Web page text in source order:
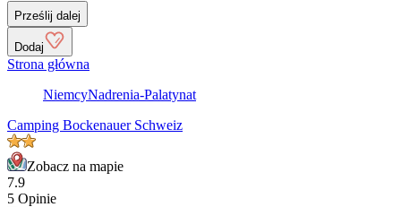
Prześlij dalej
Dodaj
Strona główna
NiemcyNadrenia-Palatynat
Camping Bockenauer Schweiz
Zobacz na mapie
7.9
5 Opinie